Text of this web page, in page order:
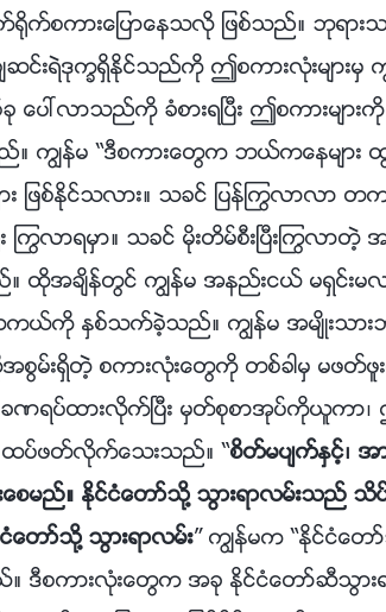
က္စကားေျပာေနသလို ျဖစ္သည္။ ဘုရားသ
ရဲဒုကၡရွိႏိုင္သည္ကို ဤစကားလုံးမ်ားမွ ကြၽ
ပၚလာသည္ကို ခံစားရၿပီး ဤစကားမ်ားကို
ည္။ ကြၽန္မ “ဒီစကားေတြက ဘယ္ကေနမ်ာ
ဖစ္ႏိုင္သလား။ သခင္ ျပန္ႂကြလာလာ တက
ကြလာရမွာ။ သခင္ မိုးတိမ္စီးၿပီးႂကြလာ
။ ထိုအခ်ိန္တြင္ ကြၽန္မ အနည္းငယ္ မရွင္းမ
ယ္ကို ႏွစ္သက္ခဲ့သည္။ ကြၽန္မ အမ်ိဳးသား
ြမ္းရွိတဲ့ စကားလုံးေတြကို တစ္ခါမွ မဖတ္ဖူ
ခဏရပ္ထားလိုက္ၿပီး မွတ္စုစာအုပ္ကိုယူကာ
မ ထပ္ဖတ္လိုက္ေသးသည္။ “စိတ္မပ်က္ႏွင့္၊ အ
စမည္။ ႏိုင္ငံေတာ္သို႔ သြားရာလမ္းသည္ သိပ္
ေတာ္သို႔ သြားရာလမ္း” ကြၽန္မက “ႏိုင္ငံေ
စကားလုံးေတြက အခု ႏိုင္ငံေတာ္ဆီသြားရ